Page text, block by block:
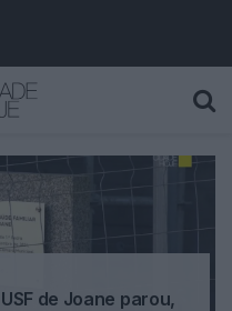
de Joane parou,